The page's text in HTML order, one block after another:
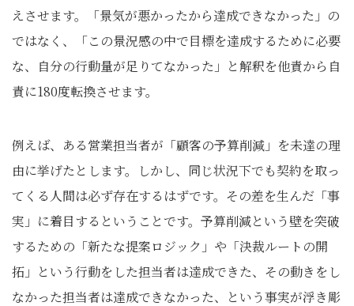
えさせます。「景気が悪かったから達成できなかった」の
ではなく、「この景況感の中で目標を達成するために必要
な、自分の行動量が足りてなかった」と解釈を他責から自
責に180度転換させます。
例えば、ある営業担当者が「顧客の予算削減」を未達の理
由に挙げたとします。しかし、同じ状況下でも契約を取っ
てくる人間は必ず存在するはずです。その差を生んだ「事
実」に着目するということです。予算削減という壁を突破
するための「新たな提案ロジック」や「決裁ルートの開
拓」という行動をした担当者は達成できた、その動きをし
なかった担当者は達成できなかった、という事実が浮き彫